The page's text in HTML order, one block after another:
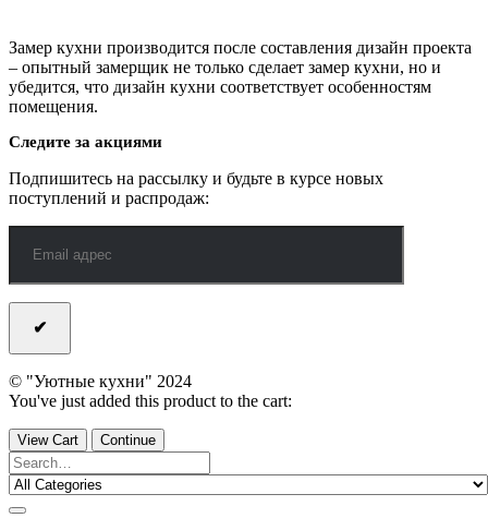
Замер кухни производится после составления дизайн проекта
– опытный замерщик не только сделает замер кухни, но и
убедится, что дизайн кухни соответствует особенностям
помещения.
Следите за акциями
Подпишитесь на рассылку и будьте в курсе новых
поступлений и распродаж:
© "Уютные кухни" 2024
You've just added this product to the cart:
View Cart Continue